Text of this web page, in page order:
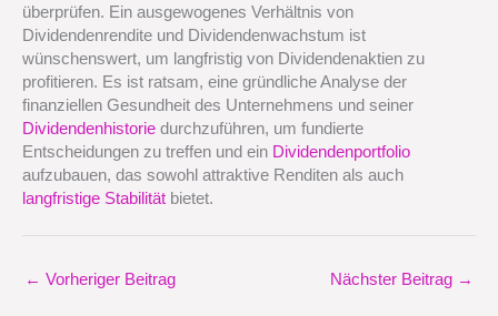
überprüfen. Ein ausgewogenes Verhältnis von
Dividendenrendite und Dividendenwachstum ist
wünschenswert, um langfristig von Dividendenaktien zu
profitieren. Es ist ratsam, eine gründliche Analyse der
finanziellen Gesundheit des Unternehmens und seiner
Dividendenhistorie durchzuführen, um fundierte
Entscheidungen zu treffen und ein Dividendenportfolio
aufzubauen, das sowohl attraktive Renditen als auch
langfristige Stabilität bietet.
← Vorheriger Beitrag Nächster Beitrag →